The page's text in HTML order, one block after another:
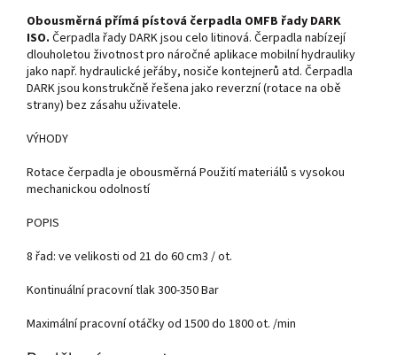
Obousměrná přímá pístová čerpadla OMFB řady DARK
ISO. Čerpadla řady DARK jsou celo litinová. Čerpadla nabízejí
dlouholetou životnost pro náročné aplikace mobilní hydrauliky
jako např. hydraulické jeřáby, nosiče kontejnerů atd. Čerpadla
DARK jsou konstrukčně řešena jako reverzní (rotace na obě
strany) bez zásahu uživatele.
VÝHODY
Rotace čerpadla je obousměrná Použití materiálů s vysokou
mechanickou odolností
POPIS
8 řad: ve velikosti od 21 do 60 cm3 / ot.
Kontinuální pracovní tlak 300-350 Bar
Maximální pracovní otáčky od 1500 do 1800 ot. /min